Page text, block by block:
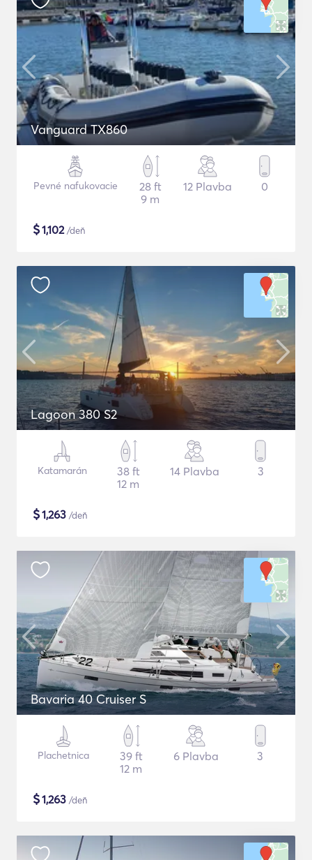
Vanguard TX860
Pevné nafukovacie
28 ft
9 m
12 Plavba 0
$1,102/deň
Lagoon 380 S2
Katamarán
38 ft
12 m
14 Plavba 3
$1,263 /deň
Bavaria 40 Cruiser S
Plachetnica
39 ft
12 m
6 Plavba 3
$1,263 /deň